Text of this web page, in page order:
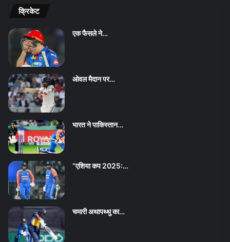
क्रिकेट
एक फैसले ने…
ओवल मैदान पर…
भारत ने पाकिस्तान…
“एशिया कप 2025:…
चमारी अथापथ्थु का…